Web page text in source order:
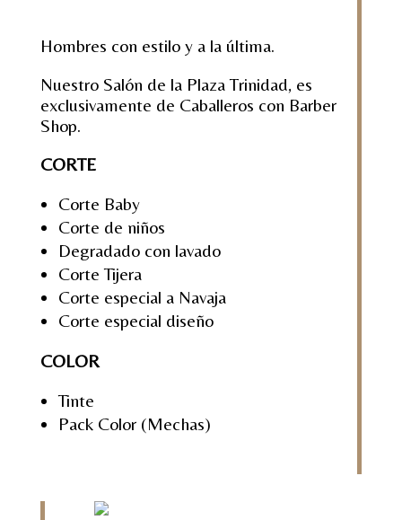
Hombres con estilo y a la última.
Nuestro Salón de la Plaza Trinidad, es
exclusivamente de Caballeros con Barber
Shop.
CORTE
Corte Baby
Corte de niños
Degradado con lavado
Corte Tijera
Corte especial a Navaja
Corte especial diseño
COLOR
Tinte
Pack Color (Mechas)